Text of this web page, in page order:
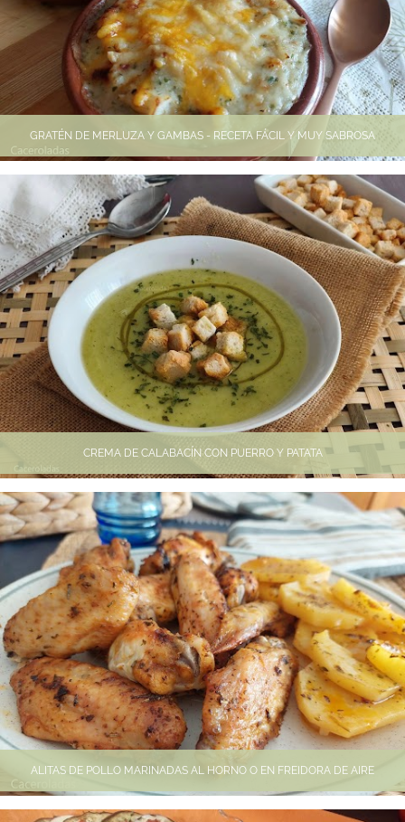
GRATÉN DE MERLUZA Y GAMBAS - RECETA FÁCIL Y MUY SABROSA
CREMA DE CALABACÍN CON PUERRO Y PATATA
ALITAS DE POLLO MARINADAS AL HORNO O EN FREIDORA DE AIRE